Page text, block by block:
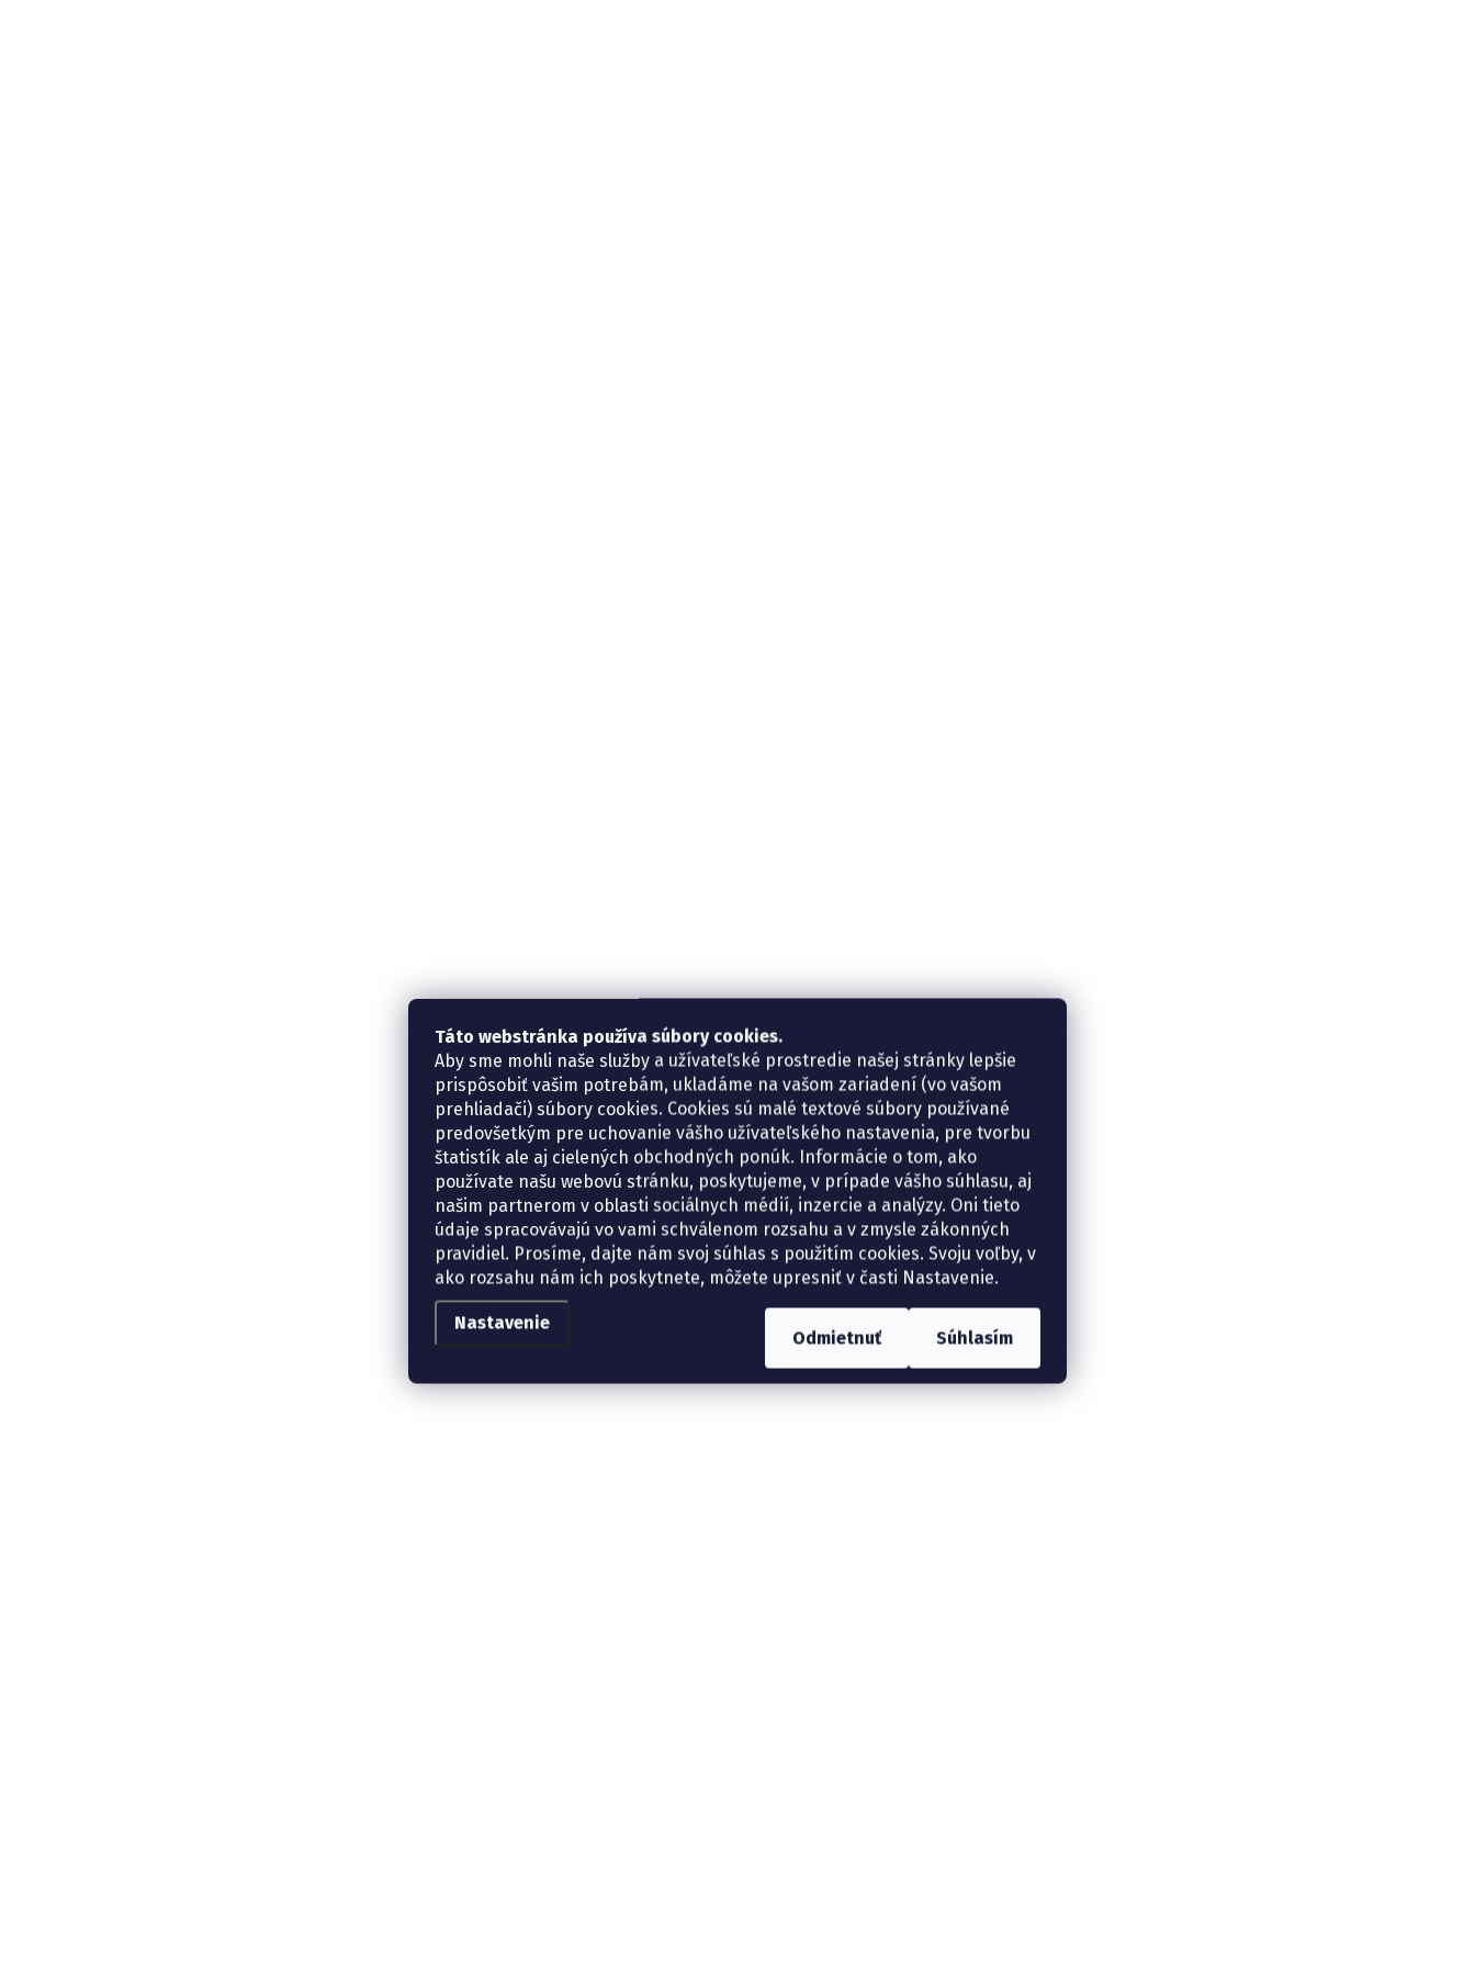
Táto webstránka používa súbory cookies.
Aby sme mohli naše služby a užívateľské prostredie našej stránky lepšie
prispôsobiť vašim potrebám, ukladáme na vašom zariadení (vo vašom
prehliadači) súbory cookies. Cookies sú malé textové súbory používané
predovšetkým pre uchovanie vášho užívateľského nastavenia, pre tvorbu
štatistík ale aj cielených obchodných ponúk. Informácie o tom, ako
používate našu webovú stránku, poskytujeme, v prípade vášho súhlasu, aj
našim partnerom v oblasti sociálnych médií, inzercie a analýzy. Oni tieto
údaje spracovávajú vo vami schválenom rozsahu a v zmysle zákonných
pravidiel. Prosíme, dajte nám svoj súhlas s použitím cookies. Svoju voľby, v
ako rozsahu nám ich poskytnete, môžete upresniť v časti Nastavenie.
Nastavenie
Odmietnuť Súhlasím